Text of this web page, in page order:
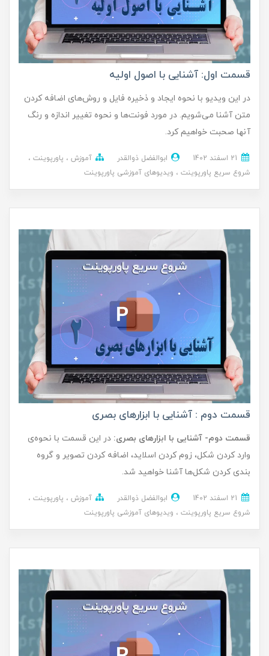
قسمت اول: آشنایی با اصول اولیه
در این ویدیو با نحوه ایجاد و ذخیره فایل و روش‌های اضافه کردن
متن آشنا می‌شویم. در مورد فونت‌ها و نحوه تغییر اندازه و رنگ
آنها صحبت خواهیم کرد.
ابوالفضل ذوالقدر آموزش
پاورپوینت
شروع سریع پاورپوینت
ویدیوهای آموزشی پاورپوینت
قسمت دوم : آشنایی با ابزارهای بصری
قسمت دوم- آشنایی با ابزارهای بصری: در این قسمت با نحوه‌ی
وارد کردن شکل، زوم کردن اسلاید، اضافه کردن تصویر و گروه
بندی کردن شکل‌ها آشنا خواهید شد.
ابوالفضل ذوالقدر آموزش
پاورپوینت
شروع سریع پاورپوینت
ویدیوهای آموزشی پاورپوینت